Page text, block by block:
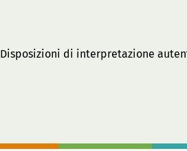
Disposizioni di interpretazione